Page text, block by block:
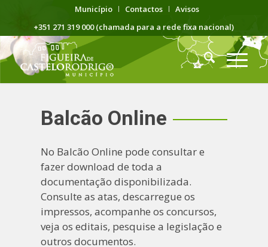
Município Contactos
Avisos
+351 271 319 000 (chamada para a rede fixa nacional)
Balcão Online
No Balcão Online pode consultar e
fazer download de toda a
documentação disponibilizada.
Consulte as atas, descarregue os
impressos, acompanhe os concursos,
veja os editais, pesquise a legislação e
outros documentos.